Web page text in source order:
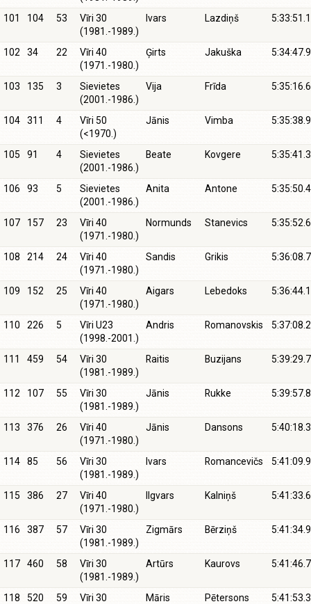
101 104 53
Vīri 30
(1981.-1989.)
Ivars Lazdiņš 5:33:51.1
102 34 22
Vīri 40
(1971.-1980.)
Ģirts Jakuška 5:34:47.9
103 135 3
Sievietes
(2001.-1986.)
Vija Frīda 5:35:16.6
104 311 4
Vīri 50
(<1970.)
Jānis Vimba 5:35:38.9
105 91 4
Sievietes
(2001.-1986.)
Beate Kovgere 5:35:41.3
106 93 5
Sievietes
(2001.-1986.)
Anita Antone 5:35:50.4
107 157 23
Vīri 40
(1971.-1980.)
Normunds Stanevics 5:35:52.6
108 214 24
Vīri 40
(1971.-1980.)
Sandis Grikis 5:36:08.7
109 152 25
Vīri 40
(1971.-1980.)
Aigars Lebedoks 5:36:44.1
110 226 5
Vīri U23
(1998.-2001.)
Andris Romanovskis 5:37:08.2
111 459 54
Vīri 30
(1981.-1989.)
Raitis Buzijans 5:39:29.7
112 107 55
Vīri 30
(1981.-1989.)
Jānis Rukke 5:39:57.8
113 376 26
Vīri 40
(1971.-1980.)
Jānis Dansons 5:40:18.3
114 85 56
Vīri 30
(1981.-1989.)
Ivars Romancevičs 5:41:09.9
115 386 27
Vīri 40
(1971.-1980.)
Ilgvars Kalniņš 5:41:33.6
116 387 57
Vīri 30
(1981.-1989.)
Zigmārs Bērziņš 5:41:34.9
117 460 58
Vīri 30
(1981.-1989.)
Artūrs Kaurovs 5:41:46.7
118 520 59
Vīri 30
Māris Pētersons 5:41:53.3